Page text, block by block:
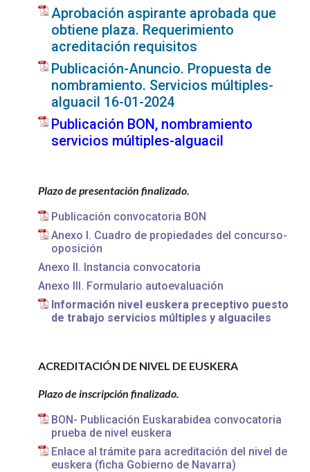
Aprobación aspirante aprobada que
obtiene plaza. Requerimiento
acreditación requisitos
Publicación-Anuncio. Propuesta de
nombramiento. Servicios múltiples-
alguacil 16-01-2024
Publicación BON, nombramiento
servicios múltiples-alguacil
Plazo de presentación finalizado.
Publicación convocatoria BON
Anexo I. Cuadro de propiedades del concurso-
oposición
Anexo II. Instancia convocatoria
Anexo III. Formulario autoevaluación
Información nivel euskera preceptivo puesto
de trabajo servicios múltiples y alguaciles
ACREDITACIÓN DE NIVEL DE EUSKERA
Plazo de inscripción finalizado.
BON- Publicación Euskarabidea convocatoria
prueba de nivel euskera
Enlace al trámite para acreditación del nivel de
euskera (ficha Gobierno de Navarra)